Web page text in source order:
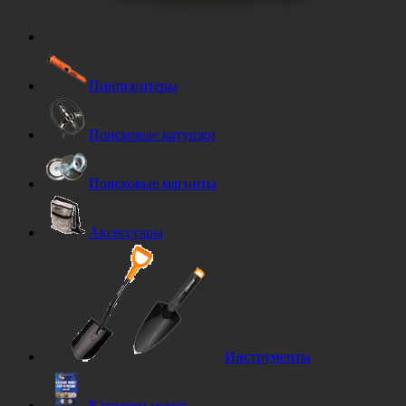
Пинпоинтеры
Поисковые катушки
Поисковые магниты
Аксессуары
Инструменты